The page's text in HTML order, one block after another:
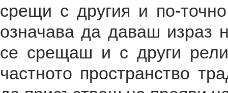
срещи с другия и по-
означава да даваш израз
се срещаш и с други
частното пространство